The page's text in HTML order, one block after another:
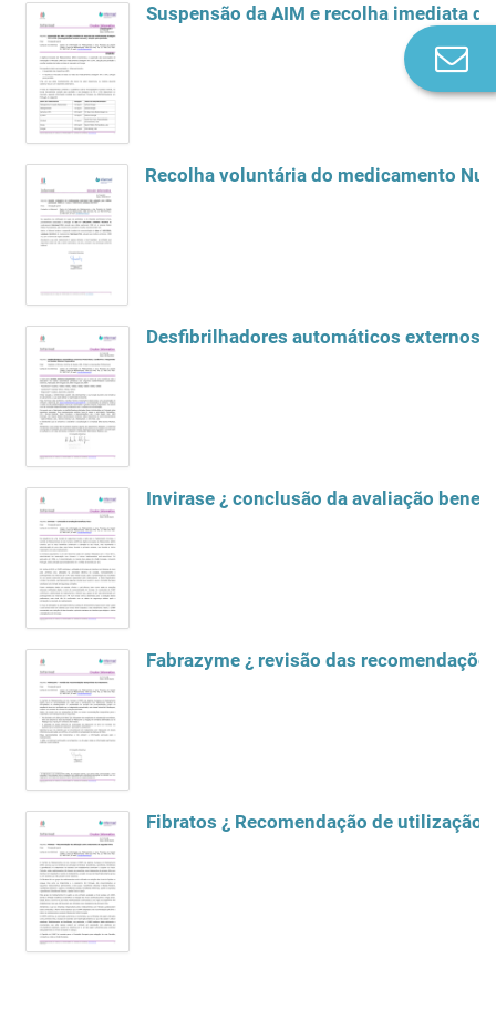
Recolha voluntária do medicamento
Desfibrilhadores automáticos externos
Invirase ¿ conclusão da avaliação
Fabrazyme ¿ revisão das
Fibratos ¿ Recomendação de